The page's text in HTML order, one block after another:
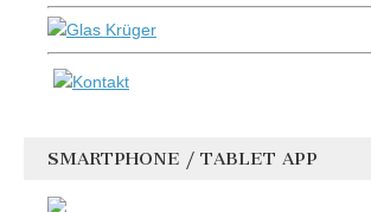
SMARTPHONE / TABLET APP